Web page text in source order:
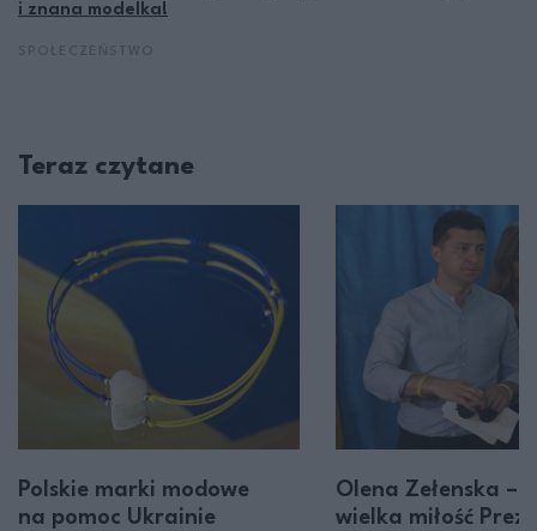
i znana modelka!
Teraz czytane
Polskie marki modowe
na pomoc Ukrainie
Olena Zełenska –
wielka miłość